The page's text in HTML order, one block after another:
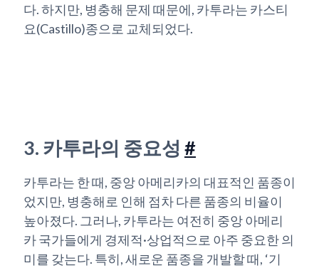
다. 하지만, 병충해 문제 때문에, 카투라는 카스티
요(Castillo)종으로 교체되었다.
3. 카투라의 중요성 #
카투라는 한 때, 중앙 아메리카의 대표적인 품종이
었지만, 병충해로 인해 점차 다른 품종의 비율이
높아졌다. 그러나, 카투라는 여전히 중앙 아메리
카 국가들에게 경제적·상업적으로 아주 중요한 의
미를 갖는다. 특히, 새로운 품종을 개발할 때, ‘기